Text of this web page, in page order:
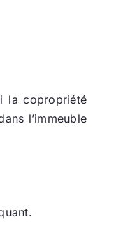
la copropriété
l’immeuble